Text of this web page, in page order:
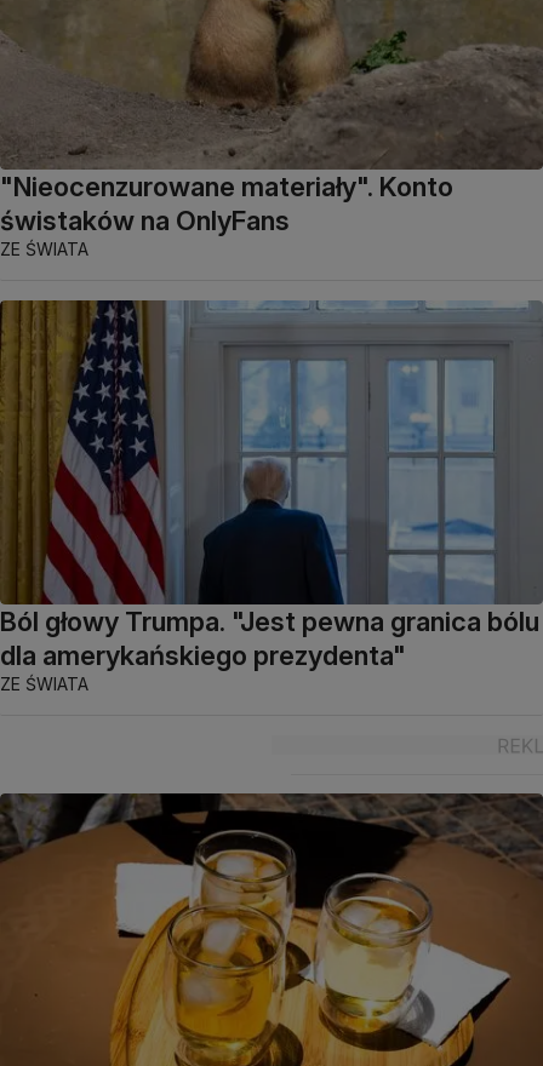
"Nieocenzurowane materiały". Konto
świstaków na OnlyFans
ZE ŚWIATA
Ból głowy Trumpa. "Jest pewna granica bólu
dla amerykańskiego prezydenta"
ZE ŚWIATA